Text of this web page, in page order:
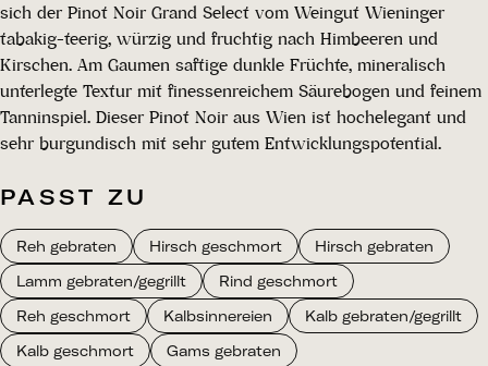
sich der Pinot Noir Grand Select vom Weingut Wieninger
tabakig-teerig, würzig und fruchtig nach Himbeeren und
Kirschen. Am Gaumen saftige dunkle Früchte, mineralisch
unterlegte Textur mit finessenreichem Säurebogen und feinem
Tanninspiel. Dieser Pinot Noir aus Wien ist hochelegant und
sehr burgundisch mit sehr gutem Entwicklungspotential.
PASST ZU
Reh gebraten Hirsch geschmort
Hirsch gebraten
Lamm gebraten/gegrillt
Rind geschmort
Reh geschmort
Kalbsinnereien
Kalb gebraten/gegrillt
Kalb geschmort
Gams gebraten